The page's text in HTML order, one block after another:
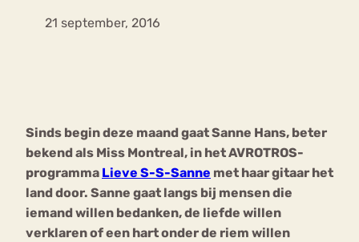
21 september, 2016
Sinds begin deze maand gaat Sanne Hans, beter
bekend als Miss Montreal, in het AVROTROS-
programma Lieve S-S-Sanne met haar gitaar het
land door. Sanne gaat langs bij mensen die
iemand willen bedanken, de liefde willen
verklaren of een hart onder de riem willen
Forum
mia
Nerv
osa
Eetstoornis Anorexia Nervosa
Eetbuien Piekeren Sport
Trauma
Orthorexia
Afvallen Angst